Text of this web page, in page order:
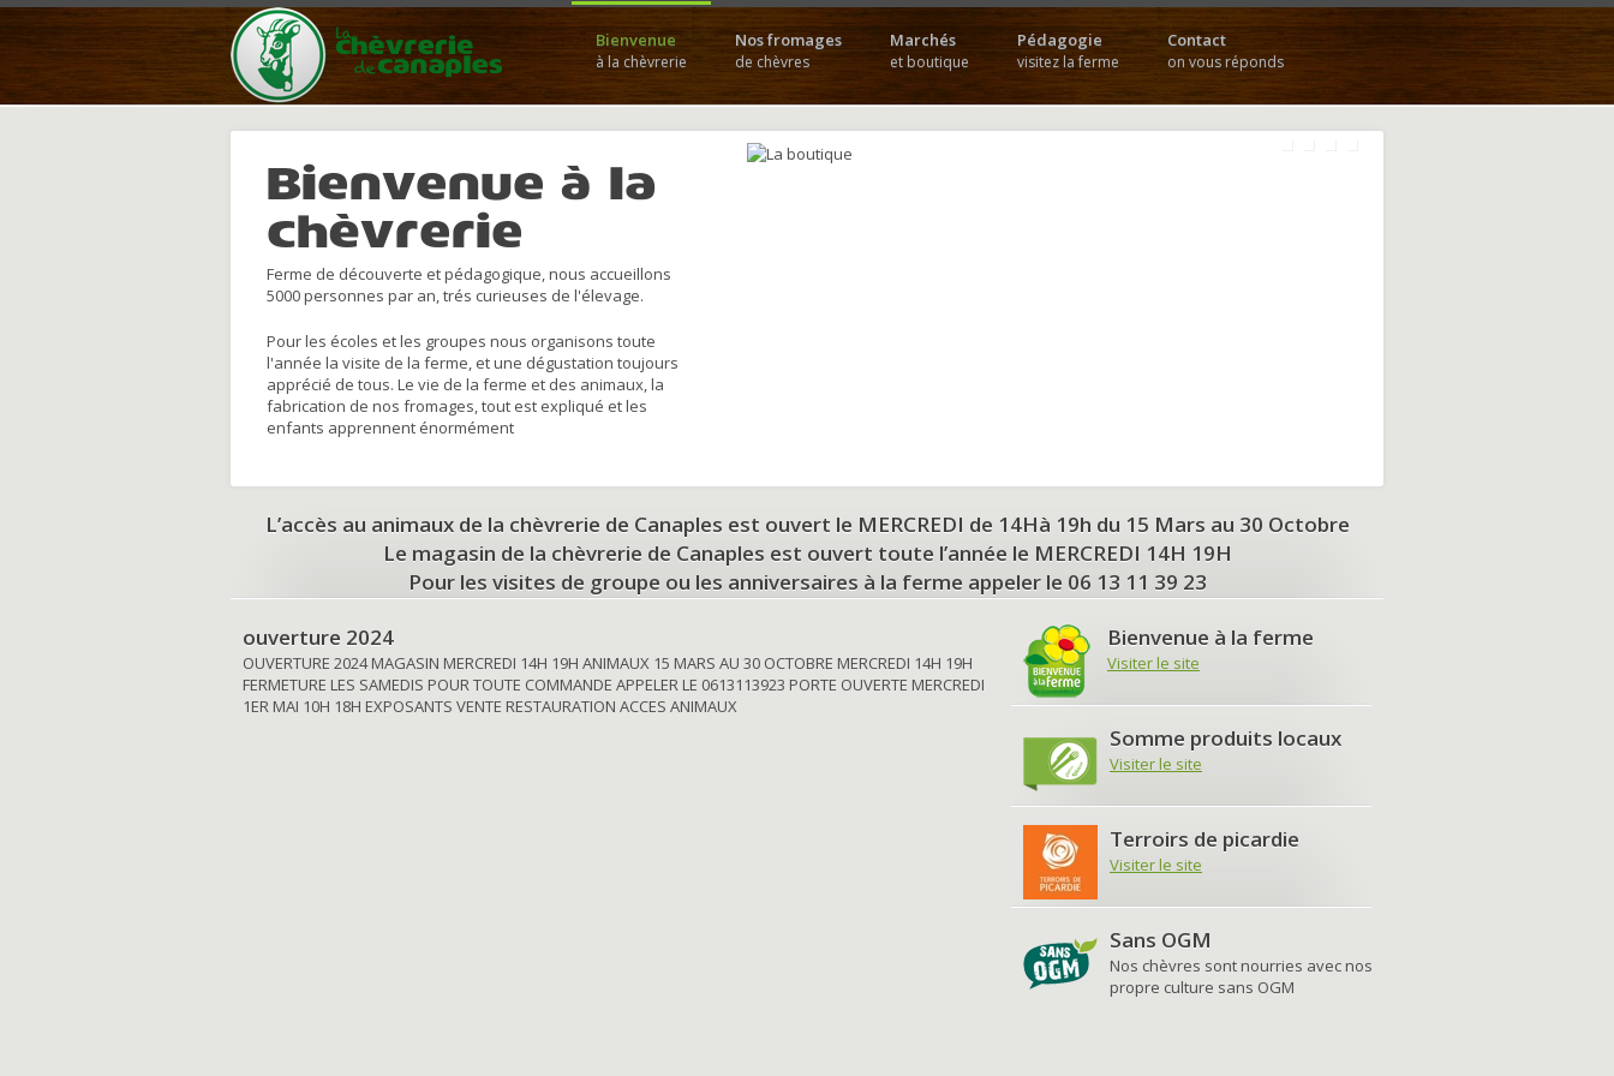
Bienvenue
à la chèvrerie
Nos fromages
de chèvres
Marchés
et boutique
Pédagogie
visitez la ferme
Contact
on vous réponds
Bienvenue à la
chèvrerie
Ferme de découverte et pédagogique, nous accueillons
5000 personnes par an, trés curieuses de l'élevage.
Pour les écoles et les groupes nous organisons toute
l'année la visite de la ferme, et une dégustation toujours
apprécié de tous. Le vie de la ferme et des animaux, la
fabrication de nos fromages, tout est expliqué et les
enfants apprennent énormément
L’accès au animaux de la chèvrerie de Canaples est ouvert le MERCREDI de 14Hà 19h du 15 Mars au 30 Octobre
Le magasin de la chèvrerie de Canaples est ouvert toute l’année le MERCREDI 14H 19H
Pour les visites de groupe ou les anniversaires à la ferme appeler le 06 13 11 39 23
ouverture 2024
OUVERTURE 2024 MAGASIN MERCREDI 14H 19H ANIMAUX 15 MARS AU 30 OCTOBRE MERCREDI 14H 19H
FERMETURE LES SAMEDIS POUR TOUTE COMMANDE APPELER LE 0613113923 PORTE OUVERTE MERCREDI
1ER MAI 10H 18H EXPOSANTS VENTE RESTAURATION ACCES ANIMAUX
Bienvenue à la ferme
Visiter le site
Somme produits locaux
Visiter le site
Terroirs de picardie
Visiter le site
Sans OGM
Nos chèvres sont nourries avec nos
propre culture sans OGM